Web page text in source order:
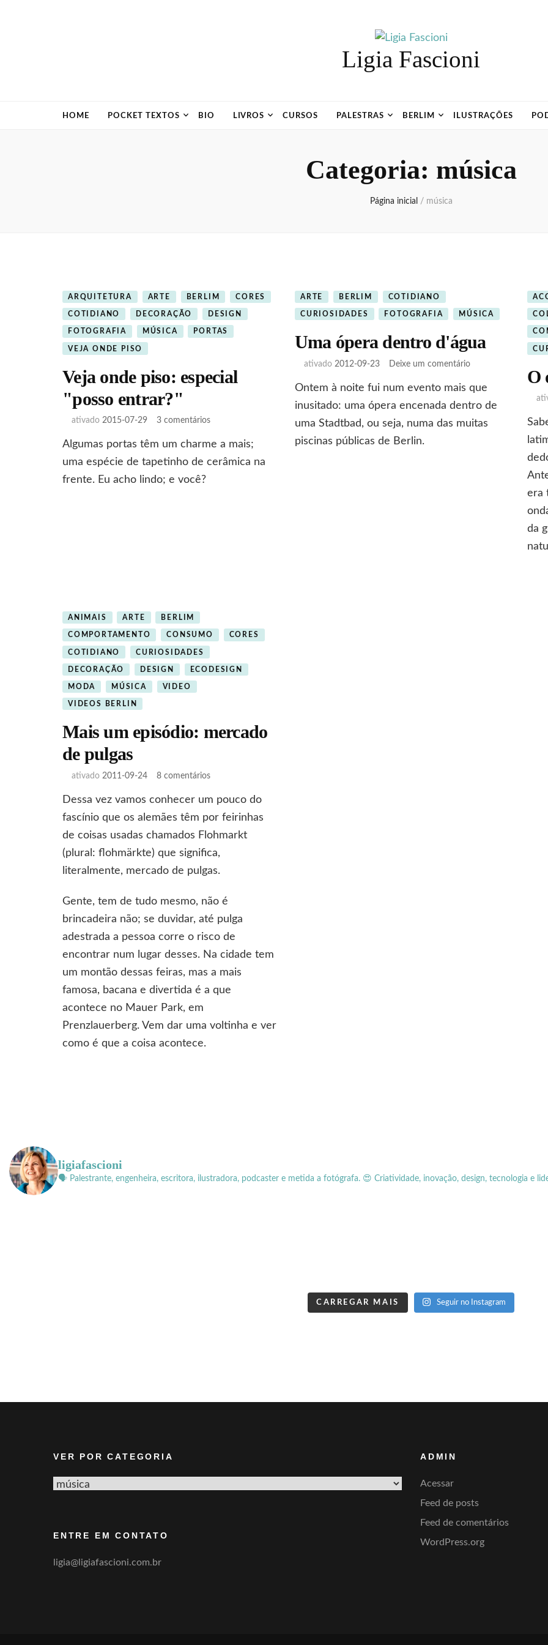
Ligia Fascioni
HOME POCKET TEXTOS BIO LIVROS CURSOS PALESTRAS BERLIM ILUSTRAÇÕES
Categoria: música
Página inicial / música
ARQUITETURA ARTE BERLIM CORES
COTIDIANO DECORAÇÃO DESIGN
FOTOGRAFIA MÚSICA PORTAS
VEJA ONDE PISO
Veja onde piso: especial
"posso entrar?"
ativado 2015-07-29 3 comentáriosem
onde
piso:
Algumas portas têm um charme a mais;
uma espécie de tapetinho de cerâmica na
frente. Eu acho lindo; e você?
ARTE BERLIM COTIDIANO
CURIOSIDADES FOTOGRAFIA MÚSICA
Uma ópera dentro d'água
ativado 2012-09-23 Deixe um comentárioem
ópera
dentro
Ontem à noite fui num evento mais que
inusitado: uma ópera encenada dentro de
uma Stadtbad, ou seja, numa das muitas
piscinas públicas de Berlin.
O
era
da
ANIMAIS ARTE BERLIM
COMPORTAMENTO CONSUMO CORES
COTIDIANO CURIOSIDADES
DECORAÇÃO DESIGN ECODESIGN
MODA MÚSICA VIDEO
VIDEOS BERLIN
Mais um episódio: mercado
de pulgas
ativado 2011-09-24 8 comentáriosem
um
episódio:
de
pulgas
Dessa vez vamos conhecer um pouco do
fascínio que os alemães têm por feirinhas
de coisas usadas chamados Flohmarkt
(plural: flohmärkte) que significa,
literalmente, mercado de pulgas.
Gente, tem de tudo mesmo, não é
brincadeira não; se duvidar, até pulga
adestrada a pessoa corre o risco de
encontrar num lugar desses. Na cidade tem
um montão dessas feiras, mas a mais
famosa, bacana e divertida é a que
acontece no Mauer Park, em
Prenzlauerberg. Vem dar uma voltinha e ver
como é que a coisa acontece.
ligiafascioni
🗣 Palestrante, engenheira, escritora, ilustradora, podcaster e metida a fotógrafa. 😍 Criatividade, inovação, design, tecnologia e
CARREGAR MAIS Seguir no Instagram
VER POR CATEGORIA
Ver
ENTRE EM CONTATO
ligia@ligiafascioni.com.br
ADMIN
Acessar
Feed de posts
Feed de comentários
WordPress.org